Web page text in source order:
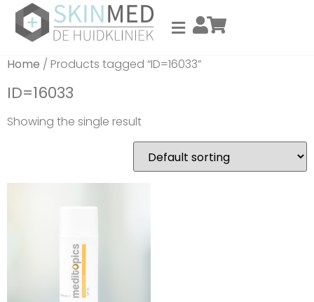
Home / Products tagged “ID=16033”
ID=16033
Showing the single result